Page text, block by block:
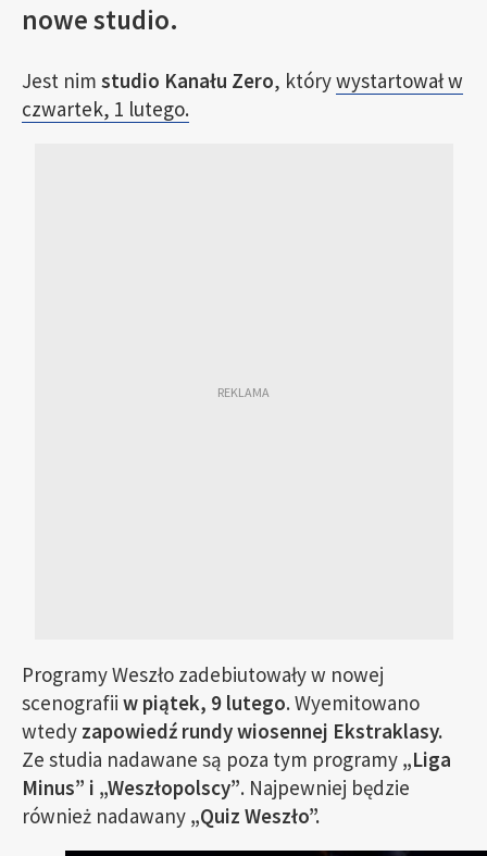
nowe studio.
Jest nim studio Kanału Zero, którywystartował w
czwartek, 1 lutego.
Programy Weszło zadebiutowały w nowej
scenografii w piątek, 9 lutego. Wyemitowano
wtedy zapowiedź rundy wiosennej Ekstraklasy.
Ze studia nadawane są poza tym programy „Liga
Minus” i „Weszłopolscy”. Najpewniej będzie
również nadawany „Quiz Weszło”.